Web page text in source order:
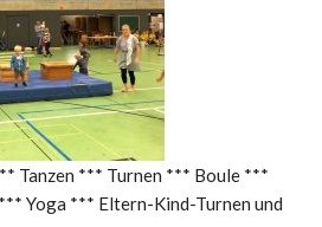
Tanzen *** Turnen *** Boule ***
Yoga *** Eltern-Kind-Turnen und